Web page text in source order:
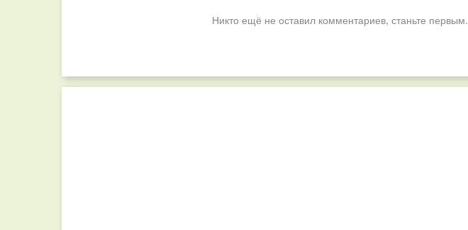
Никто ещё не оставил комментариев, станьте первым.